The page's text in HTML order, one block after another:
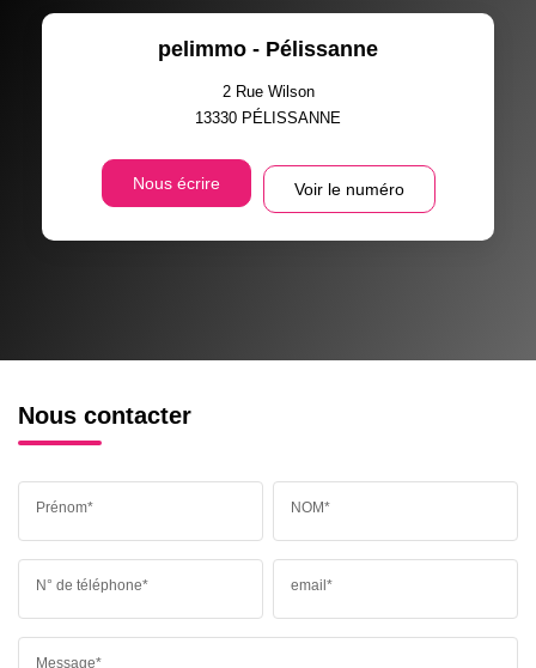
pelimmo - Pélissanne
2 Rue Wilson
13330 PÉLISSANNE
Nous écrire Voir le numéro
Nous contacter
Prénom* NOM*
N° de téléphone* email*
Message*